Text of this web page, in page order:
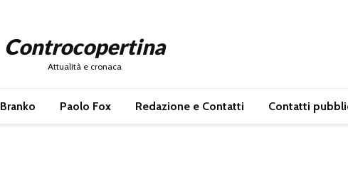
Controcopertina
Attualità e cronaca
Branko Paolo Fox Redazione e Contatti Contatti